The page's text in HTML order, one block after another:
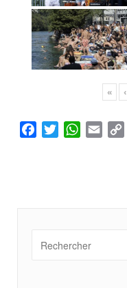
« ‹
FacebookTwitterWhatsApp
Email